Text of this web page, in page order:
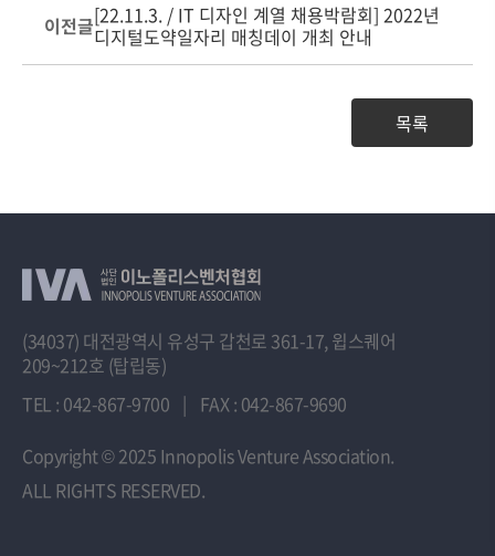
이전글[22.11.3. / IT 디자인 계열 채용박람회] 2022년
디지털도약일자리 매칭데이 개최 안내
목록
(34037) 대전광역시 유성구 갑천로 361-17, 윕스퀘어
209~212호 (탑립동)
TEL : 042-867-9700 | FAX : 042-867-9690
Copyright© 2025 Innopolis Venture Association.
ALL RIGHTS RESERVED.